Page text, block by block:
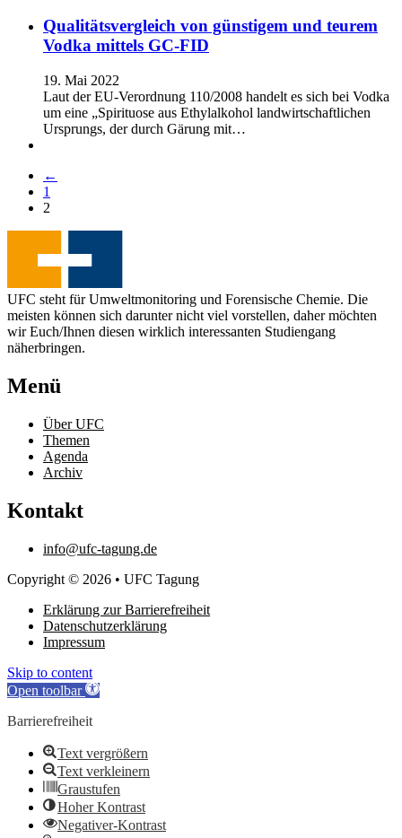
Qualitätsvergleich von günstigem und teurem
Vodka mittels GC-FID
19. Mai 2022
Laut der EU-Verordnung 110/2008 handelt es sich bei Vodka
um eine „Spirituose aus Ethylalkohol landwirtschaftlichen
Ursprungs, der durch Gärung mit…
←
1
2
UFC steht für Umweltmonitoring und Forensische Chemie. Die
meisten können sich darunter nicht viel vorstellen, daher möchten
wir Euch/Ihnen diesen wirklich interessanten Studiengang
näherbringen.
Menü
Über UFC
Themen
Agenda
Archiv
Kontakt
info@ufc-tagung.de
Copyright © 2026 • UFC Tagung
Erklärung zur Barrierefreiheit
Datenschutzerklärung
Impressum
Skip to content
Open toolbar
Barrierefreiheit
Text vergrößern
Text verkleinern
Graustufen
Hoher Kontrast
Negativer-Kontrast